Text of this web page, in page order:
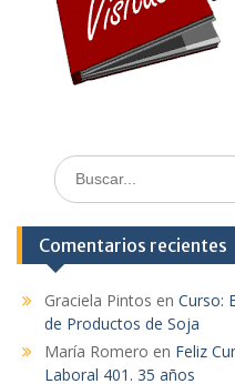
Buscar:
Comentarios recientes
Graciela Pintos en Curso:
de Productos de Soja
María Romero en Feliz
Laboral 401. 35 años